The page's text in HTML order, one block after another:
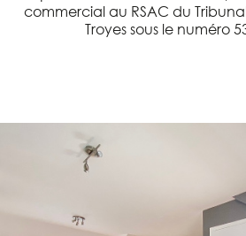
commercial au RSAC du
Troyes sous le numéro